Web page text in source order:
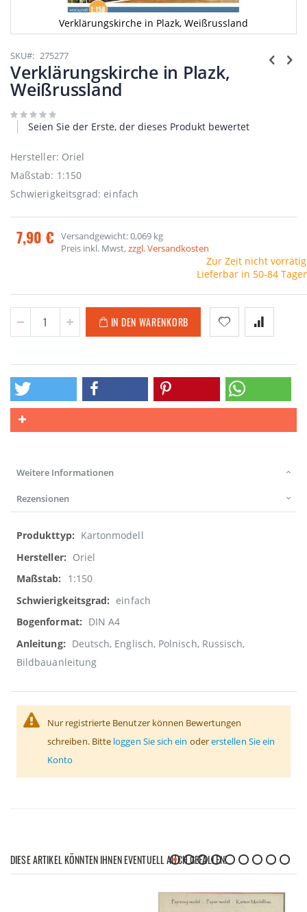
Verklärungskirche in Plazk, Weißrussland
Anfang
der
Bildgalerie
springen
SKU 275277
Verklärungskirche in Plazk,
Weißrussland
Seien Sie der Erste, der dieses Produkt bewertet
Hersteller: Oriel
Maßstab: 1:150
Schwierigkeitsgrad: einfach
7,90 € Versandgewicht: 0,069 kg
Preis inkl. Mwst,zzgl. Versandkosten
Zur Zeit nicht
Lieferbar in 50-84
IN DEN WARENKORB
Weitere Informationen
Rezensionen
Weitere
Informationen
Kartonmodell
Oriel
1:150
einfach
DIN A4
Deutsch, Englisch, Polnisch, Russisch,
Bildbauanleitung
Nur registrierte Benutzer können Bewertungen
schreiben. Bitte loggen Sie sich ein odererstellen Sie ein
Konto
DIESE ARTIKEL KÖNNTEN IHNEN EVENTUELL AUCH GEFALLEN!